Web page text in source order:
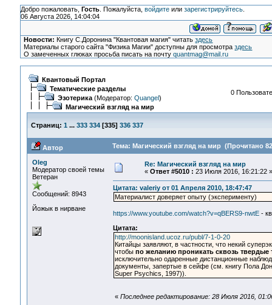
Добро пожаловать, Гость. Пожалуйста, войдитеили зарегистрируйтесь.
06 Августа 2026, 14:04:04
Новости: Книгу С.Доронина "Квантовая магия" читатьздесь
Материалы старого сайта "Физика Магии" доступны для просмотраздесь
О замеченных глюках просьба писать на почтуquantmag@mail.ru
Квантовый Портал
Тематические разделы
Эзотерика(Модератор: Quangel)
Магический взгляд на мир
0
Страниц: 1 ... 333 334[335] 336 337
Автор Тема: Магический взгляд на мир (Прочитано
Oleg
Модератор своей темы
Ветеран
Сообщений: 8943
Йожык в нирване
Re: Магический взгляд на мир
« Ответ #5010 : 23 Июля 2016, 16:21:22 »
Цитата: valeriy от 01 Апреля 2010, 18:47:47
Материалист доверяет опыту (эксперименту)
https://www.youtube.com/watch?v=qBERS9-nwtE-
Цитата:
http://moonisland.ucoz.ru/publ/7-1-0-20
Китайцы заявляют, в частности, что некий
чтобы по желанию проникать сквозь твердые
исключительно одаренные дистанционные
документы, запертые в сейфе (см. книгу Пола
Super Psychics, 1997)).
« Последнее редактирование: 28 Июля 2016,